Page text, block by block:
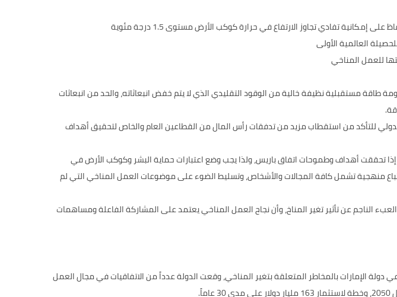
تفادي تجاوز الارتفاع في حرارة كوكب الأرض مستوى 1.5 درجة مئوية
مستقبلية نظيفة خالية من الوقود التقليدي الذي لا يتم خفض انبعاثاته، والحد من انبعاثات
للتأكد من استقطاب مزيد من تدفقات رأس المال من القطاعين العام والخاص لتحقيق أهداف
إذا تحققت أهداف وطموحات اتفاق باريس، ولذا يجب وضع اعتبارات حماية البشر وكوكب الأرض في
منهجية تشمل كافة المجالات والأشخاص، وتسليط الضوء على موضوعات العمل المناخي التي لم
الناجم عن تأثير تغير المناخ، وأن نجاح العمل المناخي يعتمد على المشاركة الفاعلة ومساهمات
الإمارات بالمخاطر المتعلقة بتغير المناخي، وقعت الدولة عدداً من الاتفاقيات في مجال العمل